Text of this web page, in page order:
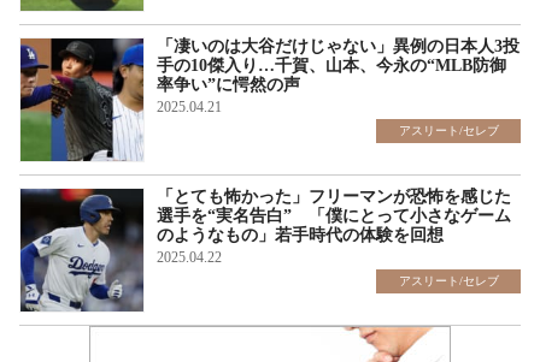
「凄いのは大谷だけじゃない」異例の日本人3投
手の10傑入り…千賀、山本、今永の“MLB防御
率争い”に愕然の声
2025.04.21
アスリート/セレブ
「とても怖かった」フリーマンが恐怖を感じた
選手を“実名告白” 「僕にとって小さなゲーム
のようなもの」若手時代の体験を回想
2025.04.22
アスリート/セレブ